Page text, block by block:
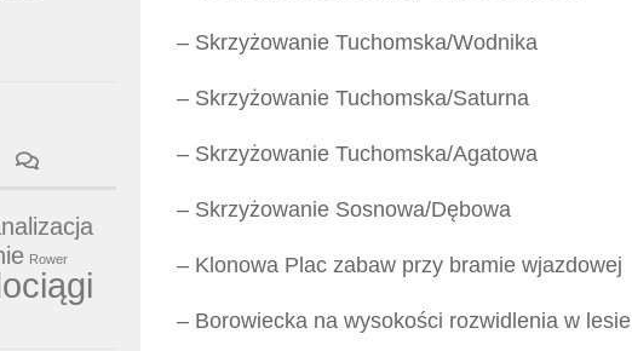
– Skrzyżowanie Tuchomska/Wodnika
– Skrzyżowanie Tuchomska/Saturna
– Skrzyżowanie Tuchomska/Agatowa
– Skrzyżowanie Sosnowa/Dębowa
– Klonowa Plac zabaw przy bramie wjazdowej
– Borowiecka na wysokości rozwidlenia w lesie
Rower